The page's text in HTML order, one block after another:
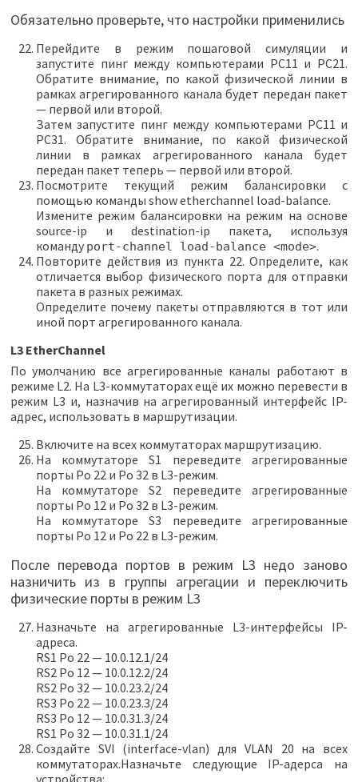
Обязательно проверьте, что настройки применились
Перейдите в режим пошаговой симуляции и
запустите пинг между компьютерами PC11 и PC21.
Обратите внимание, по какой физической линии в
рамках агрегированного канала будет передан пакет
— первой или второй.
Затем запустите пинг между компьютерами PC11 и
PC31. Обратите внимание, по какой физической
линии в рамках агрегированного канала будет
передан пакет теперь — первой или второй.
Посмотрите текущий режим балансировки с
помощью команды show etherchannel load-balance.
Измените режим балансировки на режим на основе
source-ip и destination-ip пакета, используя
команду port-channel load-balance <mode>.
Повторите действия из пункта 22. Определите, как
отличается выбор физического порта для отправки
пакета в разных режимах.
Определите почему пакеты отправляются в тот или
иной порт агрегированного канала.
L3 EtherChannel
По умолчанию все агрегированные каналы работают в
режиме L2. На L3-коммутаторах ещё их можно перевести в
режим L3 и, назначив на агрегированный интерфейс IP-
адрес, использовать в маршрутизации.
Включите на всех коммутаторах маршрутизацию.
На коммутаторе S1 переведите агрегированные
порты Po 22 и Po 32 в L3-режим.
На коммутаторе S2 переведите агрегированные
порты Po 12 и Po 32 в L3-режим.
На коммутаторе S3 переведите агрегированные
порты Po 12 и Po 22 в L3-режим.
После перевода портов в режим L3 недо заново
назничить из в группы агрегации и переключить
физические порты в режим L3
Назначьте на агрегированные L3-интерфейсы IP-
адреса.
RS1 Po 22 — 10.0.12.1/24
RS2 Po 12 — 10.0.12.2/24
RS2 Po 32 — 10.0.23.2/24
RS3 Po 22 — 10.0.23.3/24
RS3 Po 12 — 10.0.31.3/24
RS1 Po 32 — 10.0.31.1/24
Создайте SVI (interface-vlan) для VLAN 20 на всех
коммутаторах.Назначьте следующие IP-адерса на
устройства: